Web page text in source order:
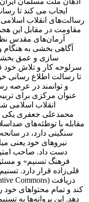
ایجاب می کند تا
رسالت‌های انقلاب
مقاومت در مقابل این
آرمان‌های مقدس
آگاهی بخشی به
سازی و عمق
سرلوحه کار و تلاش خود
تا رسالت اطلاع رسانی
و توانمند در عرصه
عنوان مرکزی برای
انقلاب اسلامی
محمدعلی جعفری یکی
مقابله با توطئه‌های
نیروهای خود یعنی
دست داد. صاحب
فرهنگ تسنیم» و
قلی‌زاده‌ قرار دارد.
کند و تمام محتواهای خود
دهد. این پروانه‌ها به